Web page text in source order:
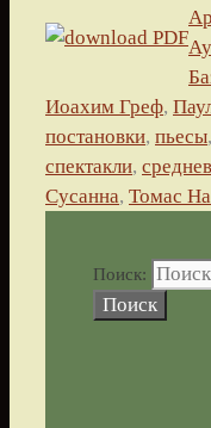
Иоахим Греф,
постановки, пьесы,
спектакли,
Сусанна, Томас
Поиск: